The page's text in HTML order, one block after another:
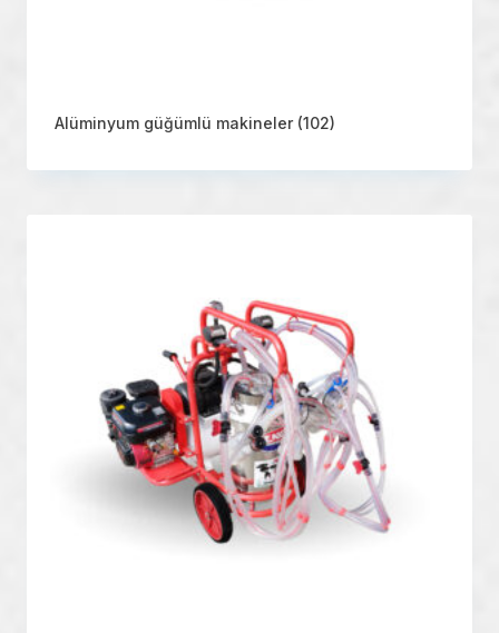
Alüminyum güğümlü makineler (102)